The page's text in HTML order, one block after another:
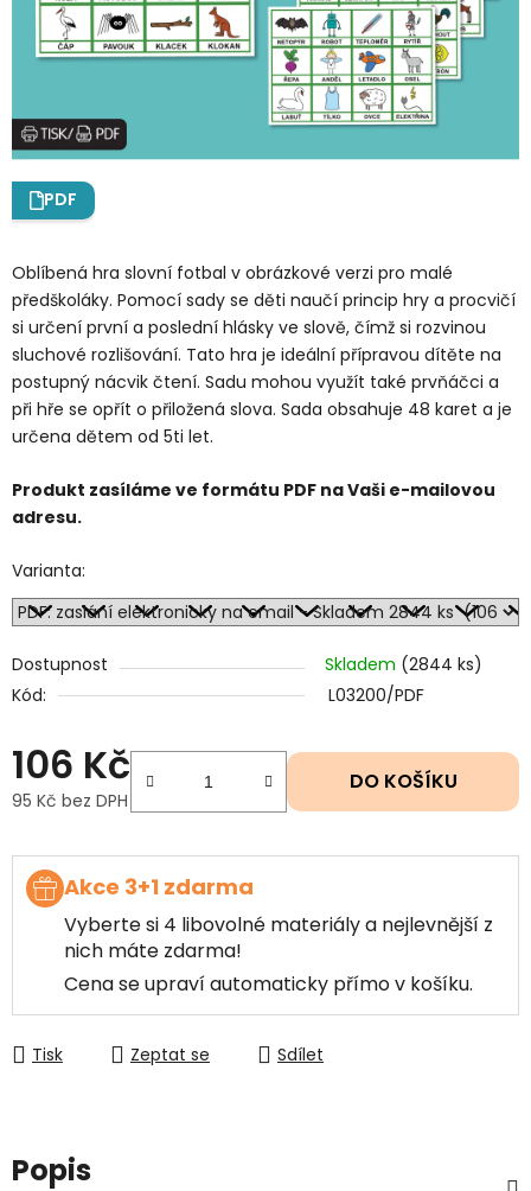
Oblíbená hra slovní fotbal v obrázkové verzi pro malé
předškoláky. Pomocí sady se děti naučí princip hry a procvičí
si určení první a poslední hlásky ve slově, čímž si rozvinou
sluchové rozlišování. Tato hra je ideální přípravou dítěte na
postupný nácvik čtení. Sadu mohou využít také prvňáčci a
při hře se opřít o přiložená slova. Sada obsahuje 48 karet a je
určena dětem od 5ti let.
Produkt zasíláme ve formátu PDF na Vaši e-mailovou
adresu.
Varianta:
Dostupnost Skladem (2844 ks)
Kód:
L03200/PDF
106 Kč
95 Kč bez DPH
DO KOŠÍKU
Akce 3+1 zdarma
Vyberte si 4 libovolné materiály a nejlevnější z
nich máte zdarma!
Cena se upraví automaticky přímo v košíku.
Tisk Zeptat se Sdílet
PDF
Popis